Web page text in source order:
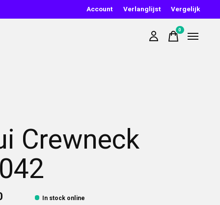
Account Verlanglijst Vergelijk
0items
Crewneck
In stock online